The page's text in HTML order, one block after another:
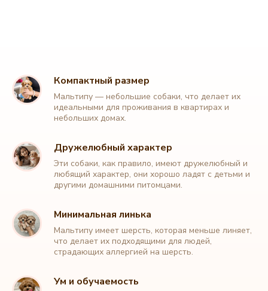
Компактный размер
Мальтипу — небольшие собаки, что делает их
идеальными для проживания в квартирах и
небольших домах.
Дружелюбный характер
Эти собаки, как правило, имеют дружелюбный и
любящий характер, они хорошо ладят с детьми и
другими домашними питомцами.
Минимальная линька
Мальтипу имеет шерсть, которая меньше линяет,
что делает их подходящими для людей,
страдающих аллергией на шерсть.
Ум и обучаемость